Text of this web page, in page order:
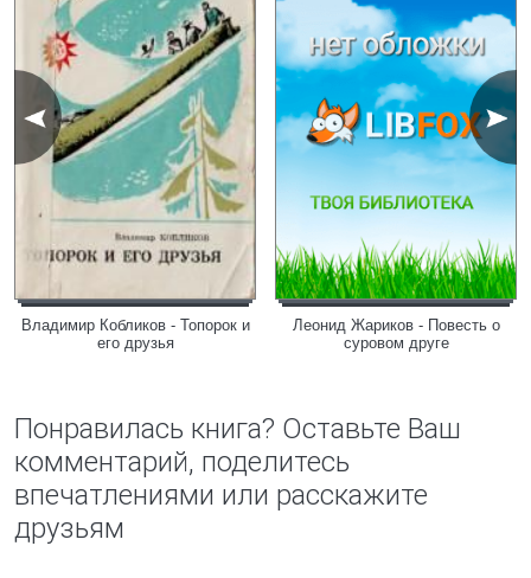
Владимир Кобликов - Топорок и
его друзья
Леонид Жариков - Повесть о
суровом друге
Понравилась книга? Оставьте Ваш
комментарий, поделитесь
впечатлениями или расскажите
друзьям